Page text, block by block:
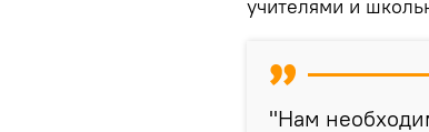
учителями и
"Нам